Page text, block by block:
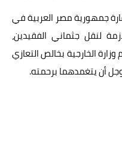
جمهورية مصر العربية في
لنقل جثماني الفقيدين،
الخارجية بخالص التعازي
أن يتغمدهما برحمته.